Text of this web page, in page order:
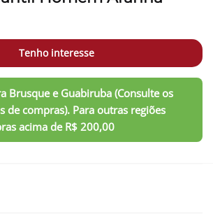
Tenho interesse